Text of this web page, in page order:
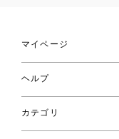
マイページ
ロイヤリティプログラム
パスワード再設定
ショッピングバッグ
ヘルプ
お問い合わせ
よくあるご質問
カテゴリ